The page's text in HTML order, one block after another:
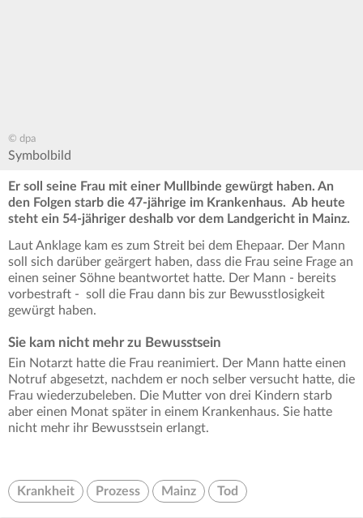
© dpa
Symbolbild
Er soll seine Frau mit einer Mullbinde gewürgt haben. An
den Folgen starb die 47-jährige im Krankenhaus. Ab heute
steht ein 54-jähriger deshalb vor dem Landgericht in Mainz.
Laut Anklage kam es zum Streit bei dem Ehepaar. Der Mann
soll sich darüber geärgert haben, dass die Frau seine Frage an
einen seiner Söhne beantwortet hatte. Der Mann - bereits
vorbestraft - soll die Frau dann bis zur Bewusstlosigkeit
gewürgt haben.
Sie kam nicht mehr zu Bewusstsein
Ein Notarzt hatte die Frau reanimiert. Der Mann hatte einen
Notruf abgesetzt, nachdem er noch selber versucht hatte, die
Frau wiederzubeleben. Die Mutter von drei Kindern starb
aber einen Monat später in einem Krankenhaus. Sie hatte
nicht mehr ihr Bewusstsein erlangt.
Krankheit Prozess Mainz Tod